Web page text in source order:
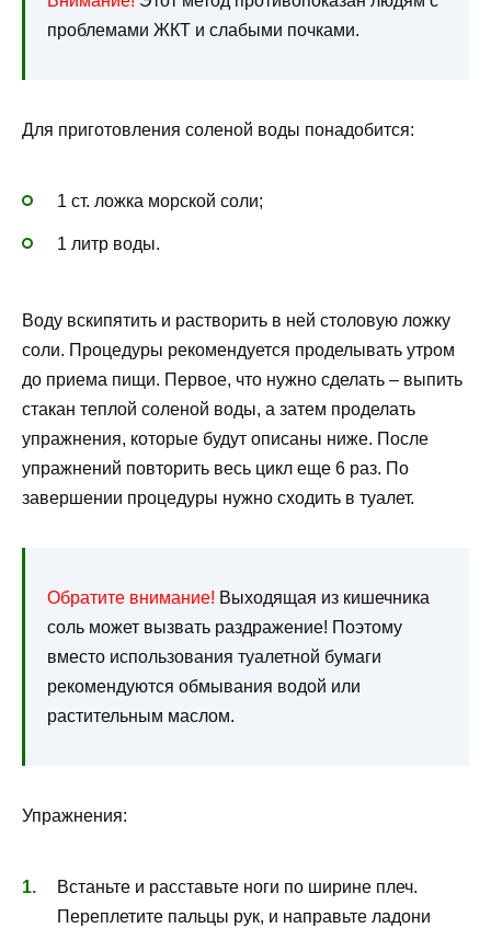
проблемами ЖКТ и слабыми почками.
Для приготовления соленой воды понадобится:
1 ст. ложка морской соли;
1 литр воды.
Воду вскипятить и растворить в ней столовую ложку
соли. Процедуры рекомендуется проделывать утром
до приема пищи. Первое, что нужно сделать – выпить
стакан теплой соленой воды, а затем проделать
упражнения, которые будут описаны ниже. После
упражнений повторить весь цикл еще 6 раз. По
завершении процедуры нужно сходить в туалет.
Обратите внимание! Выходящая из кишечника
соль может вызвать раздражение! Поэтому
вместо использования туалетной бумаги
рекомендуются обмывания водой или
растительным маслом.
Упражнения:
Встаньте и расставьте ноги по ширине плеч.
Переплетите пальцы рук, и направьте ладони